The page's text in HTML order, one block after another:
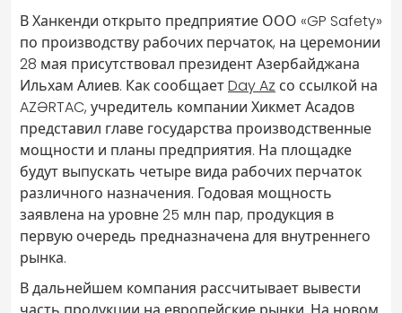
В Ханкенди открыто предприятие ООО «GP Safety»
по производству рабочих перчаток, на церемонии
28 мая присутствовал президент Азербайджана
Ильхам Алиев. Как сообщаетDay Az со ссылкой на
AZƏRTAC, учредитель компании Хикмет Асадов
представил главе государства производственные
мощности и планы предприятия. На площадке
будут выпускать четыре вида рабочих перчаток
различного назначения. Годовая мощность
заявлена на уровне 25 млн пар, продукция в
первую очередь предназначена для внутреннего
рынка.
В дальнейшем компания рассчитывает вывести